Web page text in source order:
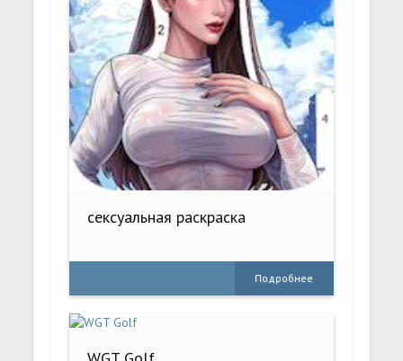
сексуальная раскраска
Подробнее